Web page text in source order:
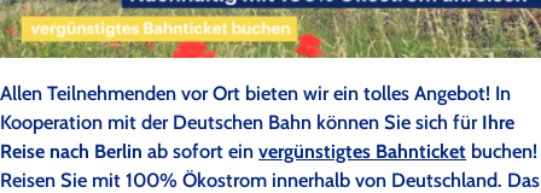
Allen Teilnehmenden vor Ort bieten wir ein tolles Angebot! In
Kooperation mit der Deutschen Bahn können Sie sich für Ihre
Reise nach Berlin ab sofort ein vergünstigtes Bahnticket buchen!
Reisen Sie mit 100% Ökostrom innerhalb von Deutschland. Das